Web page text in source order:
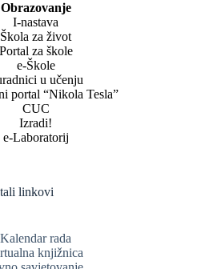
Obrazovanje
I-nastava
Škola za život
Portal za škole
e-Škole
u učenju
portal “Nikola Tesla”
CUC
Izradi!
e-Laboratorij
linkovi
Kalendar rada
knjižnica